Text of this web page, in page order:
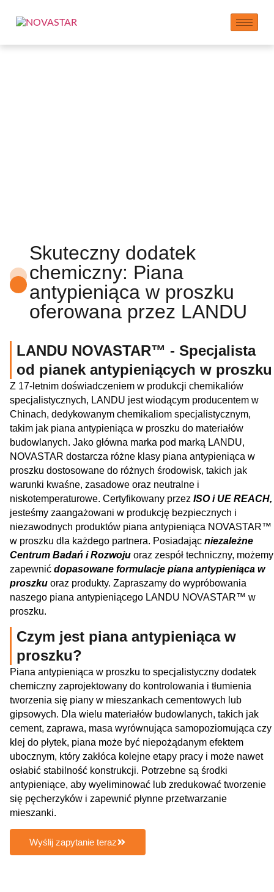
Skuteczny dodatek
chemiczny: Piana
antypieniąca w proszku
oferowana przez LANDU
LANDU NOVASTAR™ - Specjalista
od pianek antypieniących w proszku
Z 17-letnim doświadczeniem w produkcji chemikaliów
specjalistycznych, LANDU jest wiodącym producentem w
Chinach, dedykowanym chemikaliom specjalistycznym,
takim jak piana antypieniąca w proszku do materiałów
budowlanych. Jako główna marka pod marką LANDU,
NOVASTAR dostarcza różne klasy piana antypieniąca w
proszku dostosowane do różnych środowisk, takich jak
warunki kwaśne, zasadowe oraz neutralne i
niskotemperaturowe. Certyfikowany przez ISO i UE REACH,
jesteśmy zaangażowani w produkcję bezpiecznych i
niezawodnych produktów piana antypieniąca NOVASTAR™
w proszku dla każdego partnera. Posiadając niezależne
Centrum Badań i Rozwoju oraz zespół techniczny, możemy
zapewnić dopasowane formulacje piana antypieniąca w
proszku oraz produkty. Zapraszamy do wypróbowania
naszego piana antypieniącego LANDU NOVASTAR™ w
proszku.
Czym jest piana antypieniąca w
proszku?
Piana antypieniąca w proszku to specjalistyczny dodatek
chemiczny zaprojektowany do kontrolowania i tłumienia
tworzenia się piany w mieszankach cementowych lub
gipsowych. Dla wielu materiałów budowlanych, takich jak
cement, zaprawa, masa wyrównująca samopoziomująca czy
klej do płytek, piana może być niepożądanym efektem
ubocznym, który zakłóca kolejne etapy pracy i może nawet
osłabić stabilność konstrukcji. Potrzebne są środki
antypieniące, aby wyeliminować lub zredukować tworzenie
się pęcherzyków i zapewnić płynne przetwarzanie
mieszanki.
Wyślij zapytanie teraz